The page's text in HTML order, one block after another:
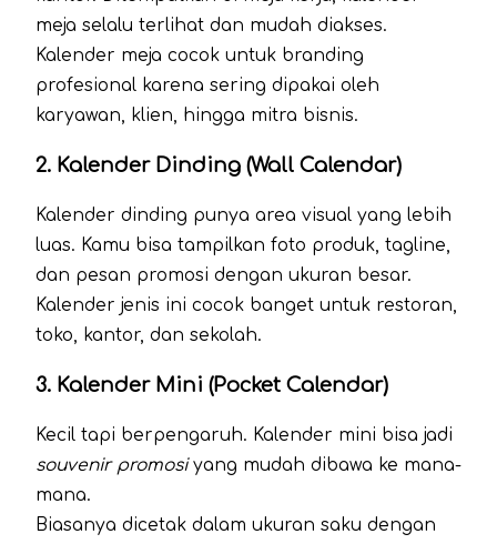
meja selalu terlihat dan mudah diakses.
Kalender meja cocok untuk branding
profesional karena sering dipakai oleh
karyawan, klien, hingga mitra bisnis.
2. Kalender Dinding (Wall Calendar)
Kalender dinding punya area visual yang lebih
luas. Kamu bisa tampilkan foto produk, tagline,
dan pesan promosi dengan ukuran besar.
Kalender jenis ini cocok banget untuk restoran,
toko, kantor, dan sekolah.
3. Kalender Mini (Pocket Calendar)
Kecil tapi berpengaruh. Kalender mini bisa jadi
souvenir promosiyang mudah dibawa ke mana-
mana.
Biasanya dicetak dalam ukuran saku dengan